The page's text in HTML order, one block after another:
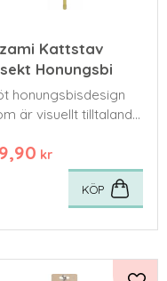
Kattstav
Honungsbi
honungsbisdesign
är visuellt tilltalande
kr
KÖP